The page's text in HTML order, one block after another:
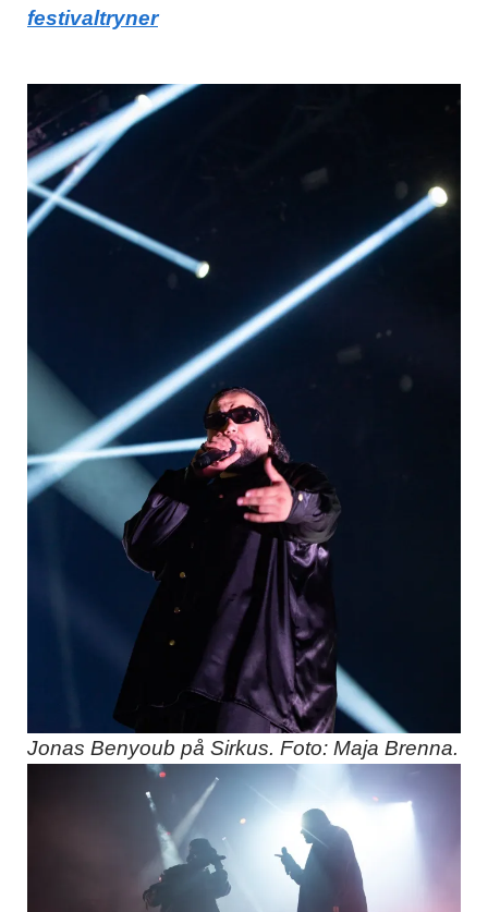
festivaltryner
Jonas Benyoub på Sirkus. Foto: Maja Brenna.